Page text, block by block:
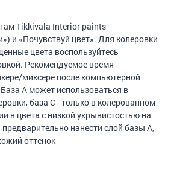
Tikkivala Interior paints
и «Почувствуй цвет». Для колеровки
цвета воспользуйтесь
Рекомендуемое время
миксере после компьютерной
А может использоваться в
база C - только в колерованном
в цвета с низкой укрывистостью на
нанести слой базы А,
оттенок